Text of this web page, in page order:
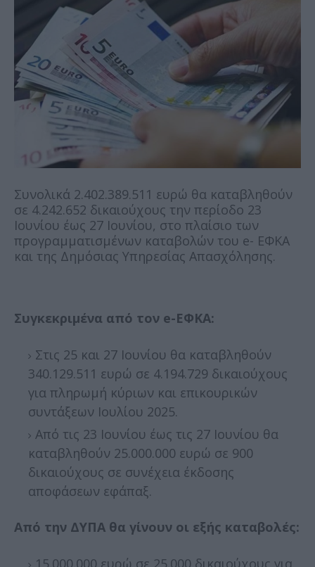
Συνολικά 2.402.389.511 ευρώ θα καταβληθούν
σε 4.242.652 δικαιούχους την περίοδο 23
Ιουνίου έως 27 Ιουνίου, στο πλαίσιο των
προγραμματισμένων καταβολών του e- ΕΦΚΑ
και της Δημόσιας Υπηρεσίας Απασχόλησης.
Συγκεκριμένα από τον e-ΕΦΚΑ:
Στις 25 και 27 Ιουνίου θα καταβληθούν
340.129.511 ευρώ σε 4.194.729 δικαιούχους
για πληρωμή κύριων και επικουρικών
συντάξεων Ιουλίου 2025.
Από τις 23 Ιουνίου έως τις 27 Ιουνίου θα
καταβληθούν 25.000.000 ευρώ σε 900
δικαιούχους σε συνέχεια έκδοσης
αποφάσεων εφάπαξ.
Από την ΔΥΠΑ θα γίνουν οι εξής καταβολές: